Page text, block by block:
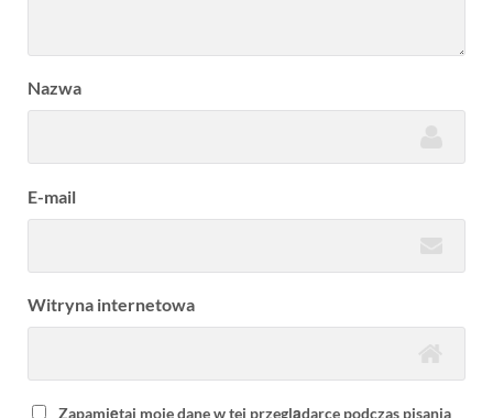
Nazwa
E-mail
Witryna internetowa
Zapamiętaj moje dane w tej przeglądarce podczas pisania